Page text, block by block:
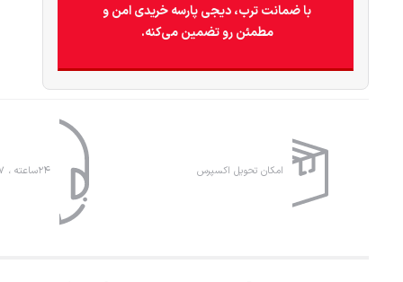
با ضمانت ترب، دیجی پارسه خریدی امن و
مطمئن رو تضمین می‌کنه.
امکان تحویل اکسپرس ۲۴ساعته ، ۷روز هفته